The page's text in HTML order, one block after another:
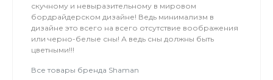
скучному и невыразительному в мировом
бордрайдерском дизайне! Ведь минимализм в
дизайне это всего на всего отсутствие воображения
или черно-белые сны! А ведь сны должны быть
цветными!!!
Все товары бренда Shaman